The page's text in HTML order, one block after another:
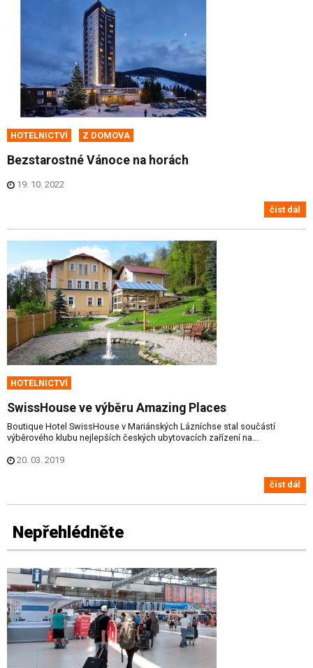
HOTELNICTVÍ Z DOMOVA
Bezstarostné Vánoce na horách
19. 10. 2022
číst dál
HOTELNICTVÍ
SwissHouse ve výběru Amazing Places
Boutique Hotel SwissHouse v Mariánských Lázníchse stal součástí
výběrového klubu nejlepších českých ubytovacích zařízení na...
20. 03. 2019
číst dál
Nepřehlédněte